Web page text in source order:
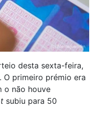
desta sexta-feira,
O primeiro prémio era
o não houve
subiu para 50